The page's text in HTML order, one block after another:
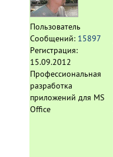
Пользователь
Сообщений: 15897
Регистрация:
15.09.2012
Профессиональная
разработка
приложений для MS
Office